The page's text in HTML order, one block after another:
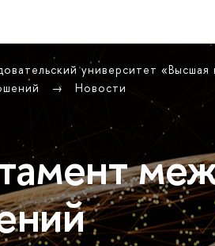
университет
Новости